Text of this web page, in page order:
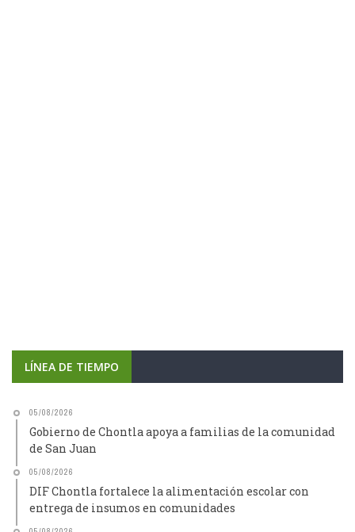
LÍNEA DE TIEMPO
05/08/2026
Gobierno de Chontla apoya a familias de la comunidad
de San Juan
05/08/2026
DIF Chontla fortalece la alimentación escolar con
entrega de insumos en comunidades